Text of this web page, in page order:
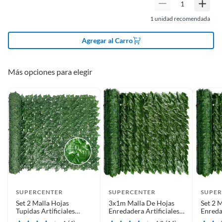
1unidad recomendada
Agregar al Carro
Más opciones para elegir
SUPERCENTER
Set 2 Malla Hojas
Tupidas Artificiales
Cerca Decoracion 3x1m
SUPERCENTER
3x1m Malla De Hojas
Enredadera Artificiales
Cerca Decorativa Verde
Set 2